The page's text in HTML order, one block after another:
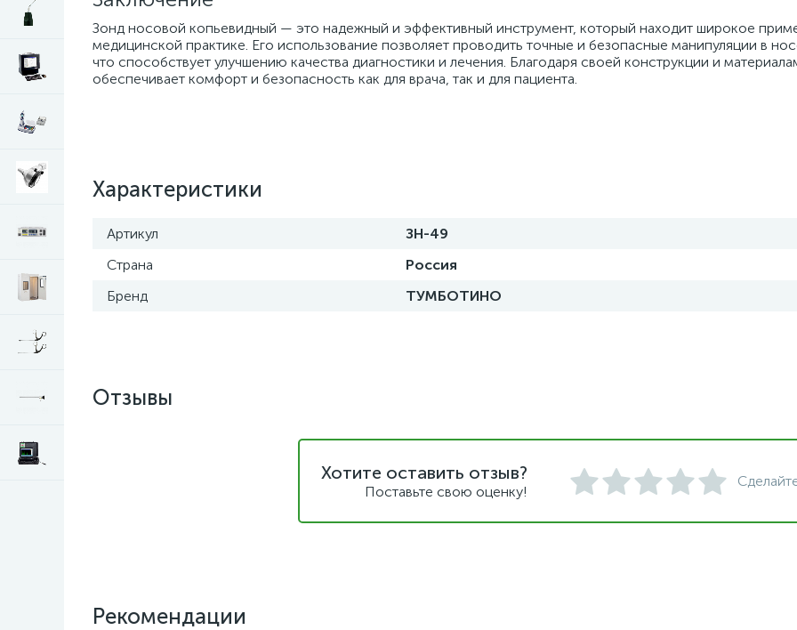
Зонд носовой копьевидный — это надежный и эффективный инструмент, который находит широкое
медицинской практике. Его использование позволяет проводить точные и безопасные манипуляции в
что способствует улучшению качества диагностики и лечения. Благодаря своей конструкции и
обеспечивает комфорт и безопасность как для врача, так и для пациента.
Характеристики
Артикул
ЗН-49
Страна
Россия
Бренд
ТУМБОТИНО
Отзывы
Хотите оставить отзыв?
Поставьте свою оценку!
Рекомендации